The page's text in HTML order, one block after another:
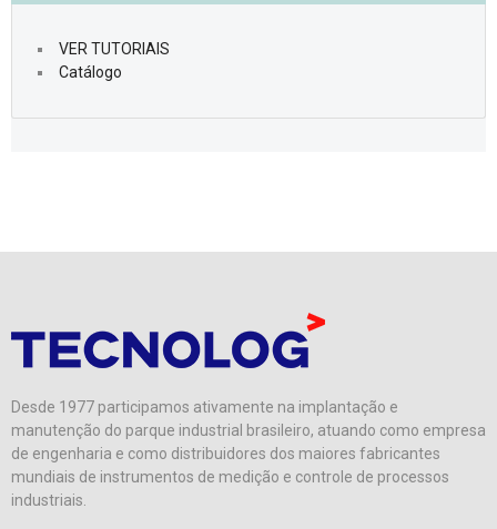
VER TUTORIAIS
Catálogo
Desde 1977 participamos ativamente na implantação e
manutenção do parque industrial brasileiro, atuando como empresa
de engenharia e como distribuidores dos maiores fabricantes
mundiais de instrumentos de medição e controle de processos
industriais.